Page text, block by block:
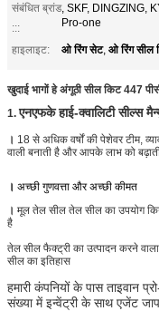
संबंधित ब्रांड
:::
, SKF, DINGZING,
Pro-one
हाइलाइट: ओ रिंग सेट, ओ रिंग सील
खुदाई भागों हे अंगूठी सील किट 447
1.एनएफके हाई-क्वालिटी सील्स
। 18 से अधिक वर्षों की पेशेवर टीम,
वाली बनाती है और आपके लाभ को
। अच्छी गुणवत्ता और अच्छी कीमत
। मूल तेल सील तेल सील का उपयोग
है
तेल सील फैक्ट्री का उत्पादन करने
सील का इतिहास
हमारी कंपनियों के पास ताइवान
संख्या में इन्वेंट्री के साथ एजेंट